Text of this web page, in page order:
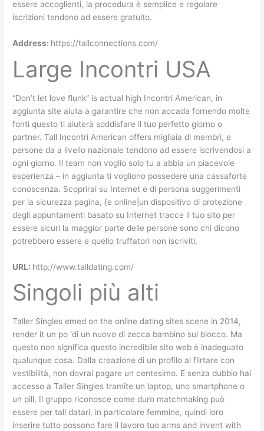
essere accoglienti, la procedura è semplice e regolare
iscrizioni tendono ad essere gratuito.
Address: https://tallconnections.com/
Large Incontri USA
“Don’t let love flunk” is actual high Incontri American, in
aggiunta site aiuta a garantire che non accada fornendo molte
fonti questo ti aiuterà soddisfare il tuo perfetto giorno o
partner. Tall Incontri American offers migliaia di membri, e
persone da a livello nazionale tendono ad essere iscrivendosi a
ogni giorno. Il team non voglio solo tu a abbia un piacevole
esperienza – in aggiunta ti vogliono possedere una cassaforte
conoscenza. Scoprirai su Internet e di persona suggerimenti
per la sicurezza pagina, {e online|un dispositivo di protezione
degli appuntamenti basato su Internet tracce il tuo sito per
essere sicuri la maggior parte delle persone sono chi dicono
potrebbero essere e quello truffatori non iscriviti.
URL: http://www.talldating.com/
Singoli più alti
Taller Singles emed on the online dating sites scene in 2014,
render it un po ‘di un nuovo di zecca bambino sul blocco. Ma
questo non significa questo incredibile sito web è inadeguato
qualunque cosa. Dalla creazione di un profilo al flirtare con
vestibilità, non dovrai pagare un centesimo. E senza dubbio hai
accesso a Taller Singles tramite un laptop, uno smartphone o
un pill. Il gruppo riconosce come duro matchmaking può
essere per tall datari, in particolare femmine, quindi loro
inserire tutto possono fare il lavoro tuo arms and invent with